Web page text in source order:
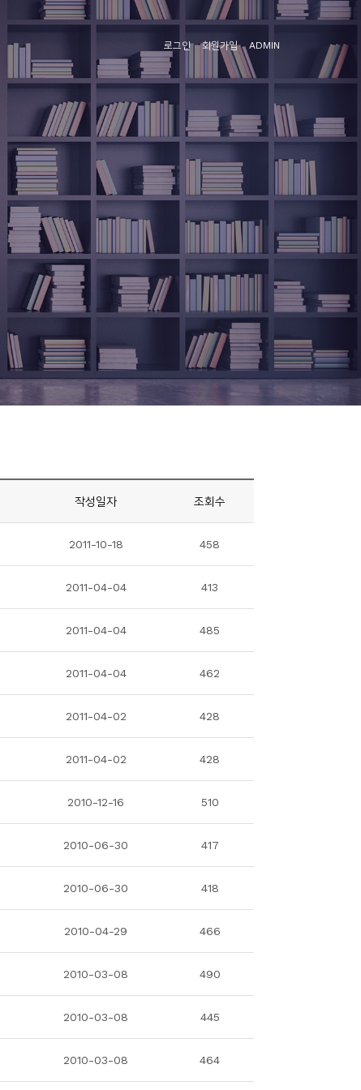
로그인 회원가입 ADMIN
작성일자 조회수
2011-10-18 458
2011-04-04 413
2011-04-04 485
2011-04-04 462
2011-04-02 428
2011-04-02 428
2010-12-16 510
2010-06-30 417
2010-06-30 418
2010-04-29 466
2010-03-08 490
2010-03-08 445
2010-03-08 464